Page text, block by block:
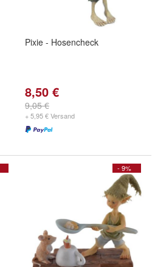
Pixie - Hosencheck
8,50 €
9,05 €
+ 5,95 € Versand
- 9%